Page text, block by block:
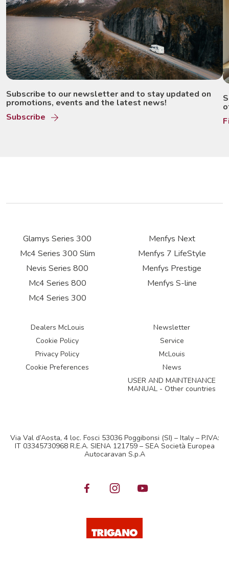
Subscribe to our newsletter and to stay updated on
promotions, events and the latest news!
Subscribe
Glamys Series 300
Mc4 Series 300 Slim
Nevis Series 800
Mc4 Series 800
Mc4 Series 300
Menfys Next
Menfys 7 LifeStyle
Menfys Prestige
Menfys S-line
Dealers McLouis
Cookie Policy
Privacy Policy
Cookie Preferences
Newsletter
Service
McLouis
News
USER AND MAINTENANCE
MANUAL - Other countries
Via Val d’Aosta, 4 loc. Fosci 53036 Poggibonsi (SI) – Italy – P.IVA:
IT 03345730968 R.E.A. SIENA 121759 – SEA Società Europea
Autocaravan S.p.A